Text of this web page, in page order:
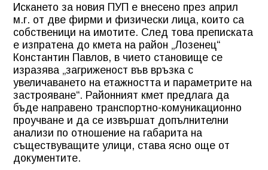
Искането за новия ПУП е внесено през април
м.г. от две фирми и физически лица, които са
собственици на имотите. След това преписката
е изпратена до кмета на район „Лозенец“
Константин Павлов, в чието становище се
изразява „загриженост във връзка с
увеличаването на етажността и параметрите на
застрояване“. Районният кмет предлага да
бъде направено транспортно-комуникационно
проучване и да се извършат допълнителни
анализи по отношение на габарита на
съществуващите улици, става ясно още от
документите.